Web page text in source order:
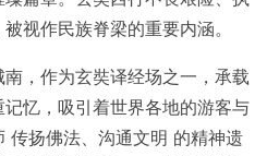
视作民族脊梁的重要内涵。
，作为玄奘译经场之一，承载
忆，吸引着世界各地的游客与
传扬佛法、沟通文明 的精神遗